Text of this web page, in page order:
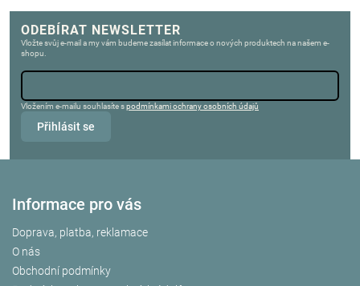
ODEBÍRAT NEWSLETTER
Vložte svůj e-mail a my vám budeme zasílat informace o nových produktech na našem e-
shopu.
Vložením e-mailu souhlasíte spodmínkami ochrany osobních údajů
Přihlásit se
Informace pro vás
Doprava, platba, reklamace
O nás
Obchodní podmínky